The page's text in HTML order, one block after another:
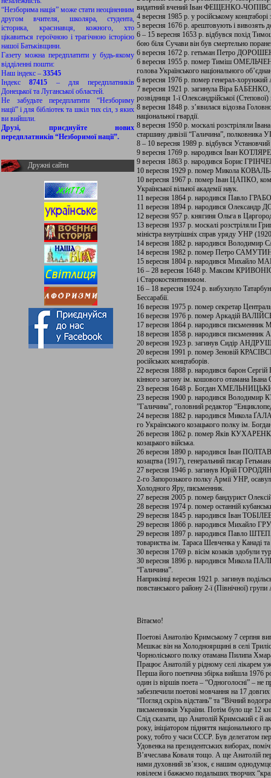
“Незборима нація” може стати неоціненним
другом вчителя, школяра, студента,
історика, краєзнавця, кожного, хто
цікавиться героїчною і трагічною історією
нашої Батьківщини.
Газету можна передплатити у будь-якому
відділенні пошти:
Наш індекс – 33545
Індекс87415 – для передплатників
Донецької та Луганської областей.
Не забудьте передплатити “Незбориму
нації” і для бібліотек та шкіл тих сіл, з яких
ви вийшли.
Друзі, приєднуйте нових
передплатників “Незборимої нації”.
Дружні сайти
видатний вчений Іван ФЕЩЕНКО-
4 вересня 1985 р. у російському
5 вересня 1676 р. арештовують і
6 – 15 вересня 1653 р. відбувся похід
бою біля Сучави він був смертельно
6 вересня 1672 р. гетьман Петро
6 вересня 1955 р. помер Тиміш
голова Українського національного
6 вересня 1976 р. помер генерал-
7 вересня 1921 р. загинула Віра БАБЕНКО,
розвідниця 1-ї Олександрійської (Степової)
8 вересня 1848 р. з’явилася відозва
національної гвардії.
8 вересня 1950 р. москалі розстріляли
старшину дивізії “Галичина”, полковника
8 – 10 вересня 1989 р. відбувся Установчий
9 вересня 1769 р. народився Іван
9 вересня 1863 р. народився Борис
10 вересня 1929 р. помер Микола
10 вересня 1967 р. помер Іван ЦАПКО,
Української вільної академії наук.
11 вересня 1864 р. народився Павло
11 вересня 1894 р. народився
12 вересня 957 р. княгиня Ольга в
13 вересня 1937 р. москалі розстріляли
міністра внутрішніх справ уряду УНР
14 вересня 1882 р. народився
14 вересня 1982 р. помер Петро
15 вересня 1804 р. народився Михайло
16 – 28 вересня 1648 р. Максим
і Старокостянтиновом.
16 – 18 вересня 1924 р. вибухнуло
Бессарабії.
16 вересня 1975 р. помер секретар
16 вересня 1976 р. помер Аркадій
17 вересня 1864 р. народився
18 вересня 1858 р. народився
20 вересня 1923 р. загинув Сидір
20 вересня 1991 р. помер Зеновій
російських концтаборів.
22 вересня 1888 р. народився барон
кінного загону ім. кошового отамана Івана
23 вересня 1648 р. Богдан
23 вересня 1900 р. народився Володимир
”Галичина”, головний редактор
24 вересня 1882 р. народився Микола
го Українського козацького полку ім.
26 вересня 1862 р. помер Яків
козацького війська.
26 вересня 1890 р. народився Іван
козацтва (1917), генеральний писар
27 вересня 1946 р. загинув Юрій
2-го Запорозького полку Армії УНР,
Холодного Яру, письменник.
27 вересня 2005 р. помер бандурист
28 вересня 1974 р. помер останній
29 вересня 1845 р. народився Іван
29 вересня 1866 р. народився Михайло
29 вересня 1897 р. народився Павло
товариства ім. Тараса Шевченка у Канаді та
30 вересня 1769 р. вісім козаків здобули
30 вересня 1896 р. народився Микола
“Галичина”.
Наприкінці вересня 1921 р. загинув
повстанського району 2-ї (Північної)
Вітаємо!
Поетові Анатолію Кримському 7 серпня
Мешкає він на Холодноярщині в селі
Чорноліського полку отамана Пилипа
Працює Анатолій у рідному селі лікарем
Перша його поетична збірка вийшла 1976
один із віршів поета – “Одноголосні” –
забезпечили поетові мовчання на 17
“Погляд скрізь відстань” та “Вічний
письменників України. Потім було ще 12
Слід сказати, що Анатолій Кримський є й
року, ініціатором підняття
року, тобто у часи СССР. Був делегатом
Удовенка на президентських виборах,
В’ячеслава Коваля тощо. А ще Анатолій
нами духовний зв’язок, є нашим
ювілеєм і бажаємо подальших творчих